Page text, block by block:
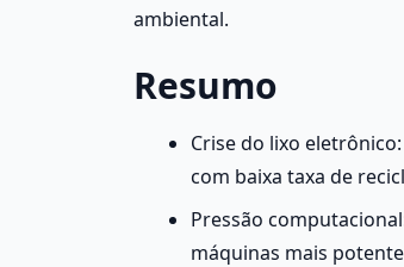
ambiental.
Resumo
Crise do lixo
com baixa taxa de
Pressão
máquinas mais